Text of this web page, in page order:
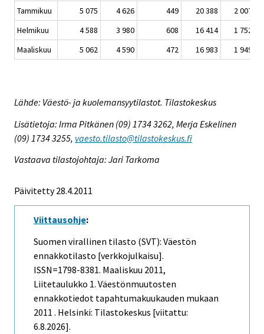
Tammikuu 5 075 4 626 449 20 388
2 007
Helmikuu
4 588 3 980 608 16 414
1 752
Maaliskuu
5 062 4 590 472 16 983 1 949
Lähde: Väestö- ja kuolemansyytilastot. Tilastokeskus
Lisätietoja: Irma Pitkänen (09) 1734 3262, Merja Eskelinen
(09) 1734 3255, vaesto.tilasto@tilastokeskus.fi
Vastaava tilastojohtaja: Jari Tarkoma
Päivitetty 28.4.2011
Viittausohje:
Suomen virallinen tilasto (SVT): Väestön
ennakkotilasto [verkkojulkaisu].
ISSN=1798-8381. Maaliskuu 2011,
Liitetaulukko 1. Väestönmuutosten
ennakkotiedot tapahtumakuukauden mukaan
2011 . Helsinki: Tilastokeskus [viitattu:
6.8.2026].